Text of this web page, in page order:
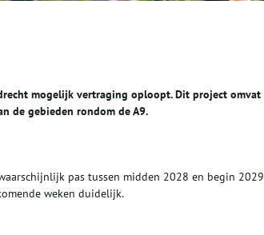
mogelijk vertraging oploopt. Dit project omvat
de gebieden rondom de A9.
pas tussen midden 2028 en begin 2029
weken duidelijk.